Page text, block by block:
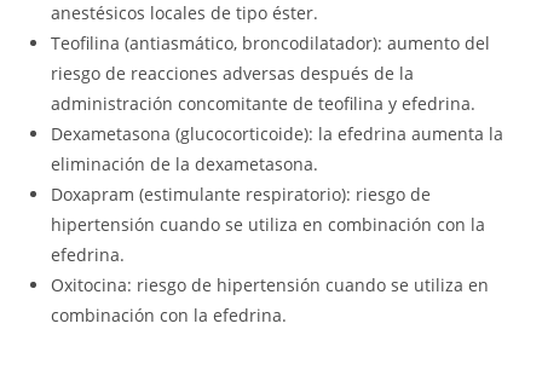
anestésicos locales de tipo éster.
Teofilina (antiasmático, broncodilatador): aumento del
riesgo de reacciones adversas después de la
administración concomitante de teofilina y efedrina.
Dexametasona (glucocorticoide): la efedrina aumenta la
eliminación de la dexametasona.
Doxapram (estimulante respiratorio): riesgo de
hipertensión cuando se utiliza en combinación con la
efedrina.
Oxitocina: riesgo de hipertensión cuando se utiliza en
combinación con la efedrina.